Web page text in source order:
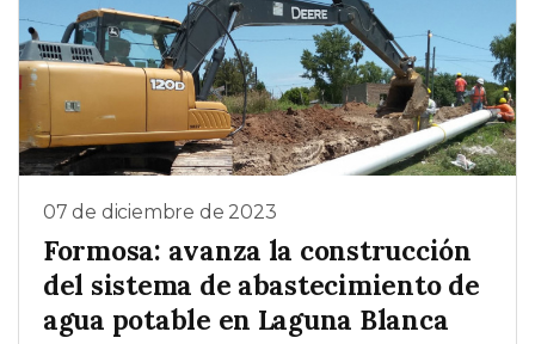
07 de diciembre de 2023
Formosa: avanza la construcción
del sistema de abastecimiento de
agua potable en Laguna Blanca